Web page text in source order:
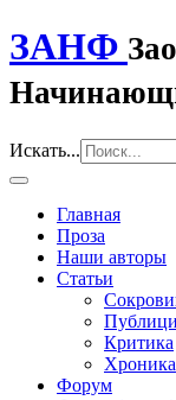
ЗАНФ
Искать...
Главная
Проза
Наши авторы
Статьи
Критика
Хроника
Форум